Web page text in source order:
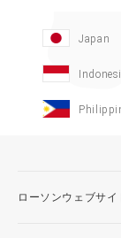
Japan
ローソンウェブサイ